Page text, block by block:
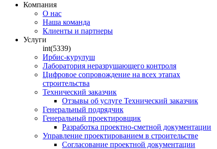
Компания
О нас
Наша команда
Клиенты и партнеры
Услуги
int(5339)
Ирбис-курулуш
Лаборатория неразрушающего контроля
Цифровое сопровождение на всех этапах
строительства
Технический заказчик
Отзывы об услуге Технический заказчик
Генеральный подрядчик
Генеральный проектировщик
Разработка проектно-сметной документации
Управление проектированием в строительстве
Согласование проектной документации